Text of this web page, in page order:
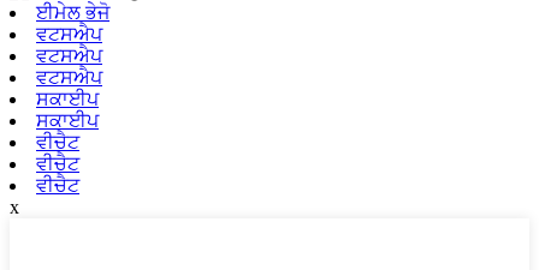
ਈਮੇਲ ਭੇਜੋ
ਵਟਸਐਪ
ਵਟਸਐਪ
ਵਟਸਐਪ
ਸਕਾਈਪ
ਸਕਾਈਪ
ਵੀਚੈਟ
ਵੀਚੈਟ
ਵੀਚੈਟ
x